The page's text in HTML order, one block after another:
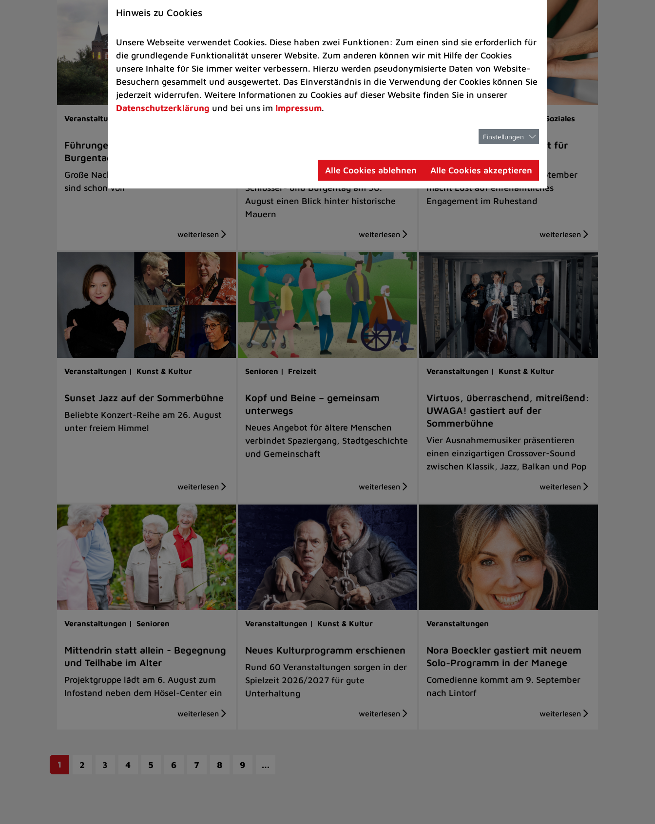
Veranstaltungen |
Führungen beim Schlösser- und
Burgentag ausgebucht
Große Nachfrage / Auch Wartelisten
sind schon voll
öffnen ihre Tore
Sechs Eigentümer gewähren beim
Schlösser- und Burgentag am 30.
August einen Blick hinter historische
Mauern
Soziales
Nach dem Berufsleben Zeit für
Herzensprojekte
Talkveranstaltung am 22. September
macht Lust auf ehrenamtliches
Engagement im Ruhestand
Veranstaltungen | Kunst & Kultur
Sunset Jazz auf der Sommerbühne
Beliebte Konzert-Reihe am 26. August
unter freiem Himmel
Senioren | Freizeit
Kopf und Beine – gemeinsam
unterwegs
Neues Angebot für ältere Menschen
verbindet Spaziergang, Stadtgeschichte
und Gemeinschaft
Veranstaltungen | Kunst & Kultur
Virtuos, überraschend, mitreißend:
UWAGA! gastiert auf der
Sommerbühne
Vier Ausnahmemusiker präsentieren
einen einzigartigen Crossover-Sound
zwischen Klassik, Jazz, Balkan und Pop
Veranstaltungen | Senioren
Mittendrin statt allein - Begegnung
und Teilhabe im Alter
Projektgruppe lädt am 6. August zum
Infostand neben dem Hösel-Center ein
Veranstaltungen | Kunst & Kultur
Neues Kulturprogramm erschienen
Rund 60 Veranstaltungen sorgen in der
Spielzeit 2026/2027 für gute
Unterhaltung
Veranstaltungen
Nora Boeckler gastiert mit neuem
Solo-Programm in der Manege
Comedienne kommt am 9. September
nach Lintorf
1 2 3 4 5 6 7 8 9 …
Hinweis zu Cookies
Unsere Webseite verwendet Cookies. Diese haben zwei Funktionen: Zum einen sind sie erforderlich für
die grundlegende Funktionalität unserer Website. Zum anderen können wir mit Hilfe der Cookies
unsere Inhalte für Sie immer weiter verbessern. Hierzu werden pseudonymisierte Daten von Website-
Besuchern gesammelt und ausgewertet. Das Einverständnis in die Verwendung der Cookies können Sie
jederzeit widerrufen. Weitere Informationen zu Cookies auf dieser Website finden Sie in unserer
Datenschutzerklärung und bei uns im Impressum.
Einstellungen
Alle Cookies ablehnen Alle Cookies akzeptieren